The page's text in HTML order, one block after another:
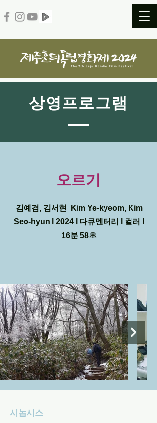
​상영프로그램
오르기
김예겸, 김서현 Kim Ye-kyeom, Kim
Seo-hyun l 2024 l 다큐멘터리 l 컬러 l
16분 58초
시놉시스